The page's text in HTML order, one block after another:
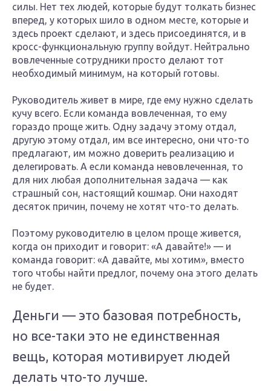
силы. Нет тех людей, которые будут толкать бизнес
вперед, у которых шило в одном месте, которые и
здесь проект сделают, и здесь присоединятся, и в
кросс-функциональную группу войдут. Нейтрально
вовлеченные сотрудники просто делают тот
необходимый минимум, на который готовы.
Руководитель живет в мире, где ему нужно сделать
кучу всего. Если команда вовлеченная, то ему
гораздо проще жить. Одну задачу этому отдал,
другую этому отдал, им все интересно, они что-то
предлагают, им можно доверить реализацию и
делегировать. А если команда невовлеченная, то
для них любая дополнительная задача — как
страшный сон, настоящий кошмар. Они находят
десяток причин, почему не хотят что-то делать.
Поэтому руководителю в целом проще живется,
когда он приходит и говорит: «А давайте!» — и
команда говорит: «А давайте, мы хотим», вместо
того чтобы найти предлог, почему она этого делать
не будет.
Деньги — это базовая потребность,
но все-таки это не единственная
вещь, которая мотивирует людей
делать что-то лучше.